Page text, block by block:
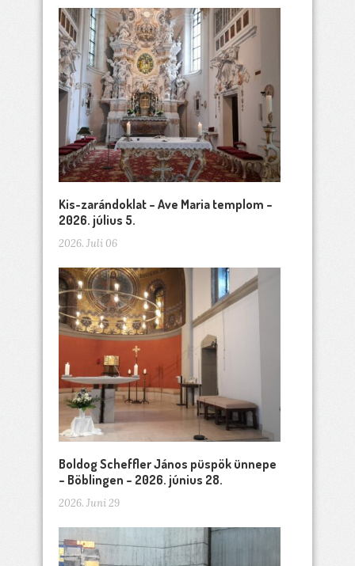
Kis-zarándoklat – Ave Maria templom –
2026. július 5.
2026. Juli 06
Boldog Scheffler János püspök ünnepe
– Böblingen – 2026. június 28.
2026. Juni 29